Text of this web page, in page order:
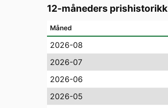
12-måneders prishistorikk
Måned
2026-08
2026-07
2026-06
2026-05